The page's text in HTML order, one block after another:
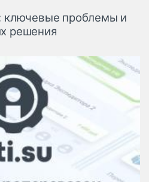
ключевые проблемы и
решения